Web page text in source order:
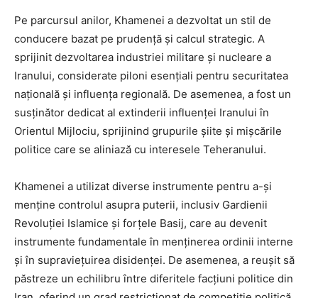
Pe parcursul anilor, Khamenei a dezvoltat un stil de
conducere bazat pe prudență și calcul strategic. A
sprijinit dezvoltarea industriei militare și nucleare a
Iranului, considerate piloni esențiali pentru securitatea
națională și influența regională. De asemenea, a fost un
susținător dedicat al extinderii influenței Iranului în
Orientul Mijlociu, sprijinind grupurile șiite și mișcările
politice care se aliniază cu interesele Teheranului.
Khamenei a utilizat diverse instrumente pentru a-și
menține controlul asupra puterii, inclusiv Gardienii
Revoluției Islamice și forțele Basij, care au devenit
instrumente fundamentale în menținerea ordinii interne
și în supraviețuirea disidenței. De asemenea, a reușit să
păstreze un echilibru între diferitele facțiuni politice din